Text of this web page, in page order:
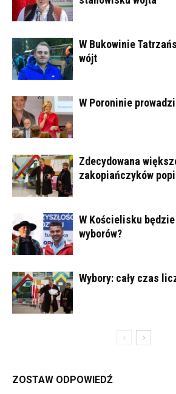
W Bukowinie
wójt
W Poroninie
Zdecydowana
zakopiańczyków
W Kościelisku
wyborów?
Wybory: cały czas
ZOSTAW ODPOWIEDŹ